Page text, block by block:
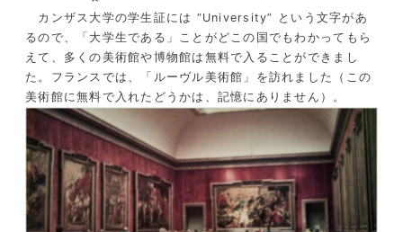
カンザス大学の学生証には “University” という文字があ
るので、「大学生である」ことがどこの国でもわかってもら
えて、多くの美術館や博物館は無料で入ることができまし
た。フランスでは、「ルーヴル美術館」を訪れました（この
美術館に無料で入れたどうかは、記憶にありません）。